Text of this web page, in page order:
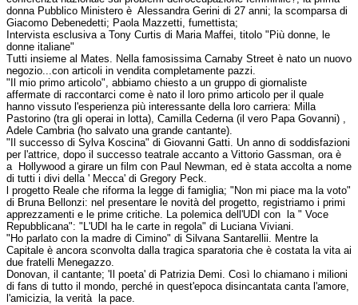
donna Pubblico Ministero è Alessandra Gerini di 27 anni; la scomparsa di
Giacomo Debenedetti; Paola Mazzetti, fumettista;
Intervista esclusiva a Tony Curtis di Maria Maffei, titolo "Più donne, le
donne italiane"
Tutti insieme al Mates. Nella famosissima Carnaby Street è nato un nuovo
negozio...con articoli in vendita completamente pazzi.
"Il mio primo articolo", abbiamo chiesto a un gruppo di giornaliste
affermate di raccontarci come è nato il loro primo articolo per il quale
hanno vissuto l'esperienza più interessante della loro carriera: Milla
Pastorino (tra gli operai in lotta), Camilla Cederna (il vero Papa Govanni) ,
Adele Cambria (ho salvato una grande cantante).
"Il successo di Sylva Koscina" di Giovanni Gatti. Un anno di soddisfazioni
per l'attrice, dopo il successo teatrale accanto a Vittorio Gassman, ora è
a Hollywood a girare un film con Paul Newman, ed è stata accolta a nome
di tutti i divi della ' Mecca' di Gregory Peck.
l progetto Reale che riforma la legge di famiglia; "Non mi piace ma la voto"
di Bruna Bellonzi: nel presentare le novità del progetto, registriamo i primi
apprezzamenti e le prime critiche. La polemica dell'UDI con la " Voce
Repubblicana": "L'UDI ha le carte in regola" di Luciana Viviani.
"Ho parlato con la madre di Cimino" di Silvana Santarellii. Mentre la
Capitale è ancora sconvolta dalla tragica sparatoria che è costata la vita ai
due fratelli Menegazzo.
Donovan, il cantante; 'Il poeta' di Patrizia Demi. Così lo chiamano i milioni
di fans di tutto il mondo, perché in quest'epoca disincantata canta l'amore,
l'amicizia, la verità la pace.